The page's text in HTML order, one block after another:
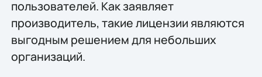
пользователей. Как заявляет
производитель, такие лицензии являются
выгодным решением для небольших
организаций.